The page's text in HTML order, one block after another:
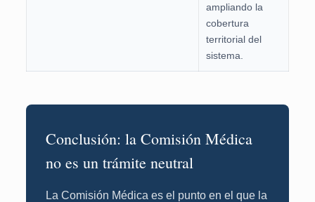
ampliando la
cobertura
territorial del
sistema.
Conclusión: la Comisión Médica
no es un trámite neutral
La Comisión Médica es el punto en el que la